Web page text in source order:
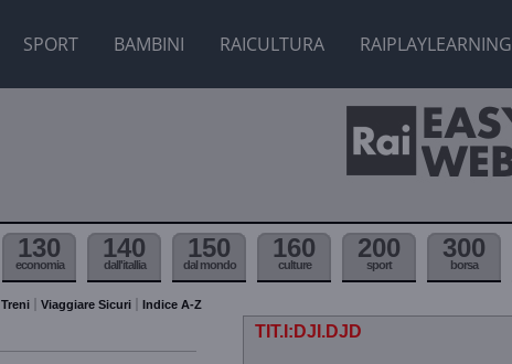
SPORT BAMBINI RAICULTURA RAIPLAYLEARNING
130
economia
140
dall'itallia
150
dal mondo
160
culture
200
sport
300
borsa
Treni Viaggiare Sicuri Indice A-Z
TIT.I:DJI.DJD